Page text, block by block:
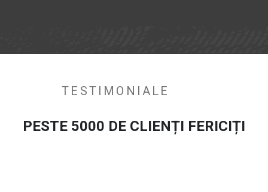
TESTIMONIALE
PESTE 5000 DE CLIENȚI FERICIȚI